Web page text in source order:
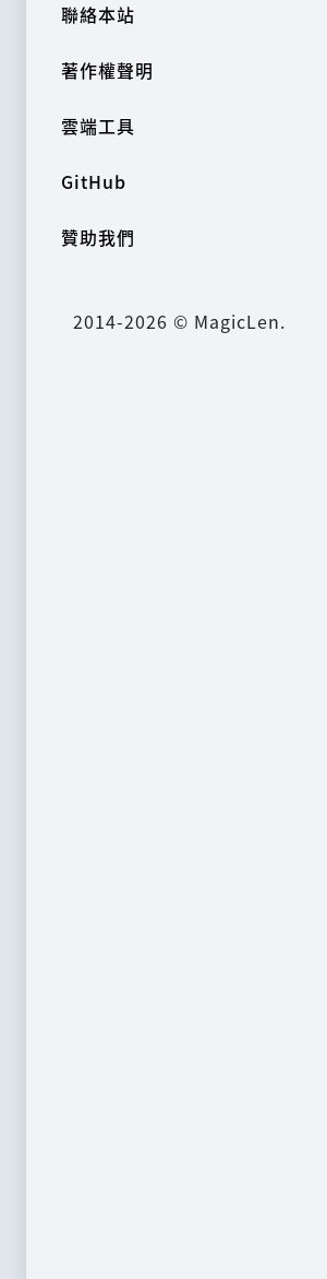
聯絡本站
著作權聲明
雲端工具
GitHub
贊助我們
2014-2026 © MagicLen.